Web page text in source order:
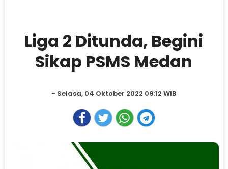
Liga 2 Ditunda, Begini
Sikap PSMS Medan
- Selasa, 04 Oktober 2022 09:12 WIB